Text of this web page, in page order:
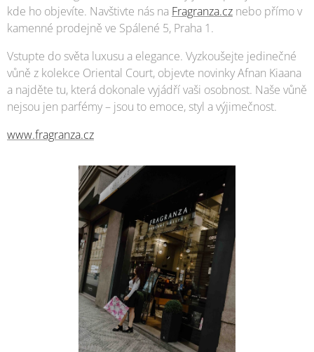
kde ho objevíte. Navštivte nás na Fragranza.cz nebo přímo v
kamenné prodejně ve Spálené 5, Praha 1.
Vstupte do světa luxusu a elegance. Vyzkoušejte jedinečné
vůně z kolekce Oriental Court, objevte novinky Afnan Kiaana
a najděte tu, která dokonale vyjádří vaši osobnost. Naše vůně
nejsou jen parfémy – jsou to emoce, styl a výjimečnost.
www.fragranza.cz